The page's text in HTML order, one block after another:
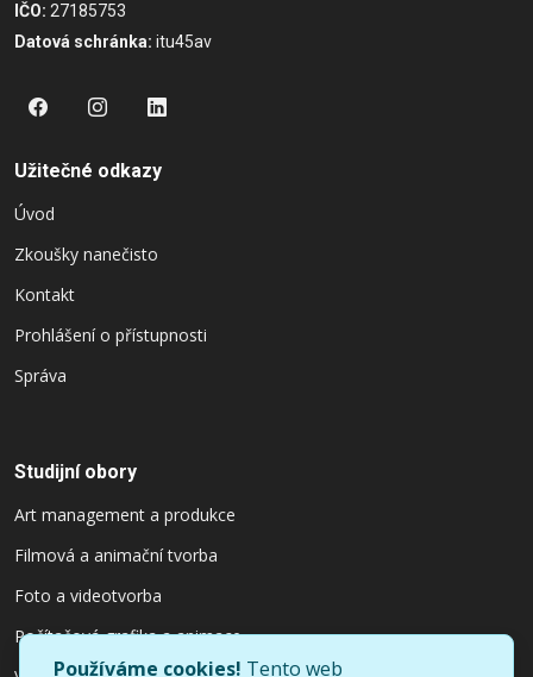
IČO: 27185753
Datová schránka: itu45av
Užitečné odkazy
Úvod
Zkoušky nanečisto
Kontakt
Prohlášení o přístupnosti
Správa
Studijní obory
Art management a produkce
Filmová a animační tvorba
Foto a videotvorba
Počítačová grafika a animace
Používáme cookies! Tento web